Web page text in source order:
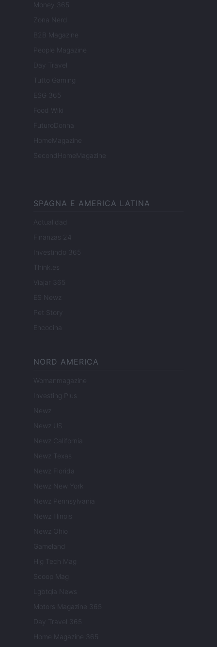
Money 365
Zona Nerd
B2B Magazine
People Magazine
Day Travel
Tutto Gaming
ESG 365
Food Wiki
FuturoDonna
HomeMagazine
SecondHomeMagazine
SPAGNA E AMERICA LATINA
Actualidad
Finanzas 24
Investindo 365
Think.es
Viajar 365
ES Newz
Pet Story
Encocina
NORD AMERICA
Womanmagazine
Investing Plus
Newz
Newz US
Newz California
Newz Texas
Newz Florida
Newz New York
Newz Pennsylvania
Newz Illinois
Newz Ohio
Gameland
Hig Tech Mag
Scoop Mag
Lgbtqia News
Motors Magazine 365
Day Travel 365
Home Magazine 365